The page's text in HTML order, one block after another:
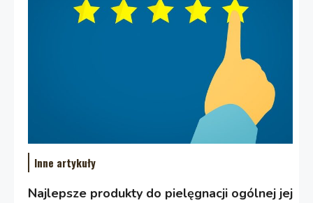
Inne artykuły
Najlepsze produkty do pielęgnacji ogólnej jej